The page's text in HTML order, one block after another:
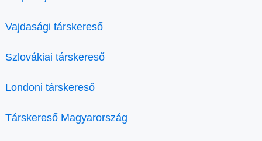
Vajdasági társkereső
Szlovákiai társkereső
Londoni társkereső
Társkereső Magyarország